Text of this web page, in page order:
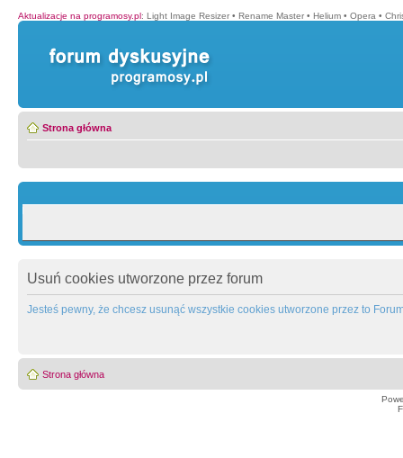
Aktualizacje na programosy.pl: Light Image Resizer • Rename Master • Helium • Opera •
Strona główna
Usuń cookies utworzone przez forum
Jesteś pewny, że chcesz usunąć wszystkie cookies utworzone przez to
Strona główna